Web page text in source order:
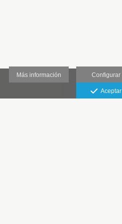
Más información Configurar
Aceptar